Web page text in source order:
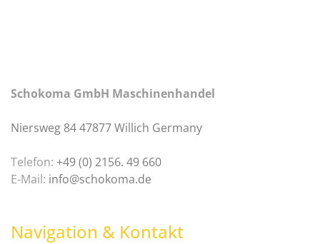
Schokoma GmbH Maschinenhandel
Niersweg 84 47877 Willich Germany
Telefon: +49 (0) 2156. 49 660
E-Mail: info@schokoma.de
Navigation & Kontakt